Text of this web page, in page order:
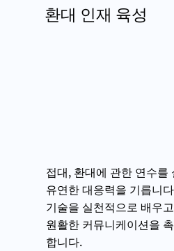
환대 인재 육성
접대, 환대에 관한 연수
유연한 대응력을 기릅니
기술을 실천적으로 배우
원활한 커뮤니케이션을
합니다.